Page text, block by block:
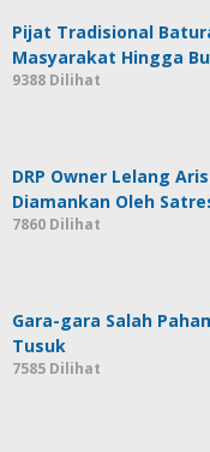
Pijat Tradisional
Masyarakat Hingga
9388 Dilihat
DRP Owner Lelang
Diamankan Oleh
7860 Dilihat
Gara-gara Salah
Tusuk
7585 Dilihat